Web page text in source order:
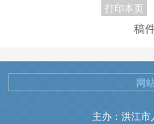
打印本页
稿
主办：洪江
网